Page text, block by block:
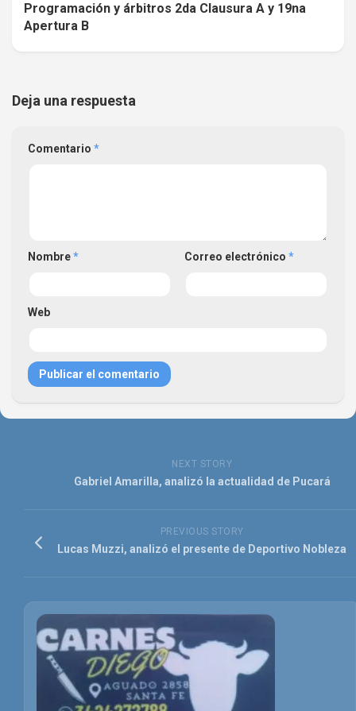
Programación y árbitros 2da Clausura A y 19na
Apertura B
Deja una respuesta
Comentario *
Nombre* Correo electrónico *
Web
NEXT STORY
Gabriel Amarilla, analizó la actualidad de Pucará
PREVIOUS STORY
Lucas Muzzi, analizó el presente de Deportivo Nobleza